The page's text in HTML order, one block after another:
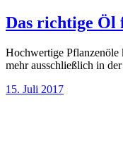
Das richtige Öl
Hochwertige Pflanzenöle
mehr ausschließlich in der
15. Juli 2017